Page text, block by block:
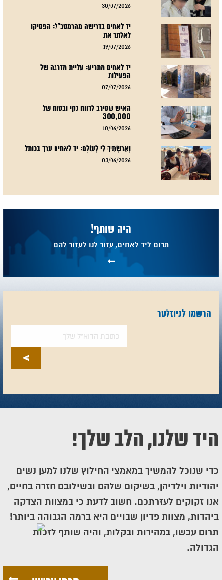
30/07/2026
יד לאחים בדרישה מהרמטכ"ל: הפסיקו
לאלתר את
19/07/2026
יד לאחים מתריע: עליית מדרגה של
הפעילות
07/07/2026
האיש שסירב לרווח נקי ובטוח של
300,000
10/06/2026
וְאֵרַשְׂתִּיךְ לִי לְעוֹלָם: יד לאחים ערך בכותל
03/06/2026
היה שותף!
תרום ליד לאחים, עזור לנו לעזור להם
הרשמו לניוזלטר
היד שלנו, הלב שלך!
כדי שנוכל להמשיך במאמצי החילוץ שלנו למען נשים
יהודיות וילדיהן, בשיקום שלהם ובשילובם חזרה בחיים,
אנו זקוקים לעזרתכם. חשוב לדעת כי במצוות הצדקה
ביהדות, מצוות פדיון שבויים היא ברמה הגבוהה ביותר!
תרום עכשו, במהירות ובקלות, והיה שותף לזכות
הגדולה.